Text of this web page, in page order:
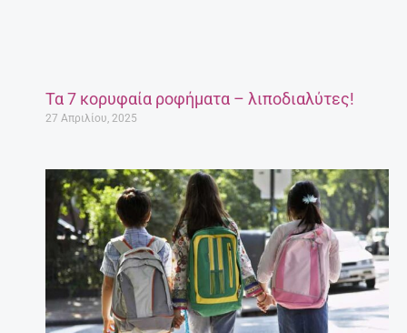
Τα 7 κορυφαία ροφήματα – λιποδιαλύτες!
27 Απριλίου, 2025